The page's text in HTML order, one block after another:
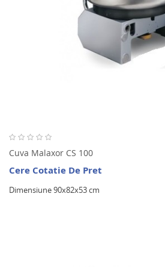
Cuva Malaxor CS 100
Cere Cotatie De Pret
Dimensiune 90x82x53 cm